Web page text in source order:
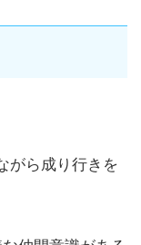
がら成り行きを